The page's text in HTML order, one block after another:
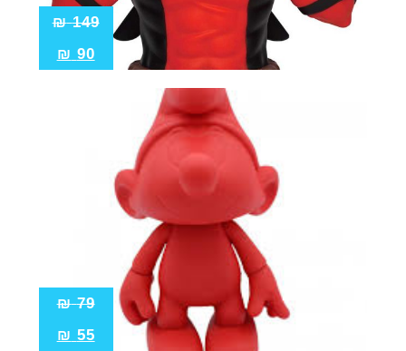
149
₪
90
₪
79
₪
55
₪